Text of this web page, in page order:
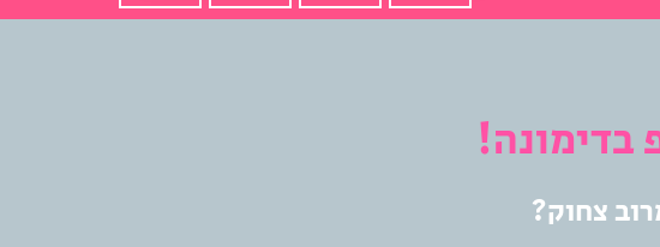
בדימונה!
צחוק?